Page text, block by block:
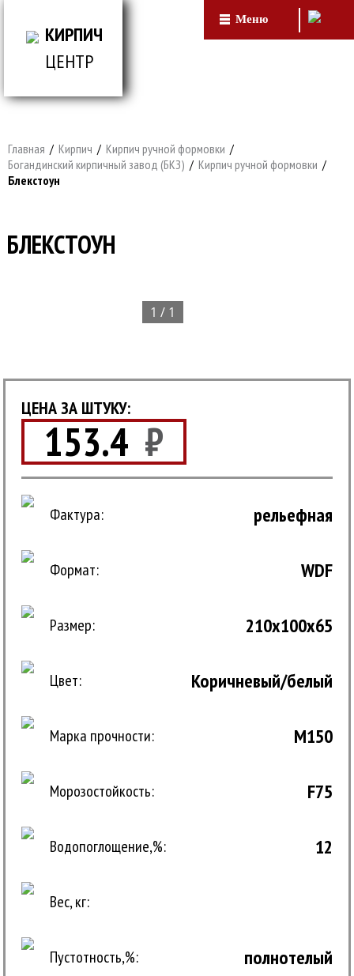
КИРПИЧ
ЦЕНТР
Меню
Главная / Кирпич / Кирпич ручной формовки /
Богандинский кирпичный завод (БКЗ) / Кирпич ручной формовки /
Блекстоун
БЛЕКСТОУН
1 / 1
ЦЕНА ЗА ШТУКУ:
153.4 ₽
Фактура: рельефная
Формат: WDF
Размер: 210x100x65
Цвет: Коричневый/белый
Марка прочности: М150
Морозостойкость: F75
Водопоглощение,%: 12
Вес, кг:
Пустотность,%: полнотелый